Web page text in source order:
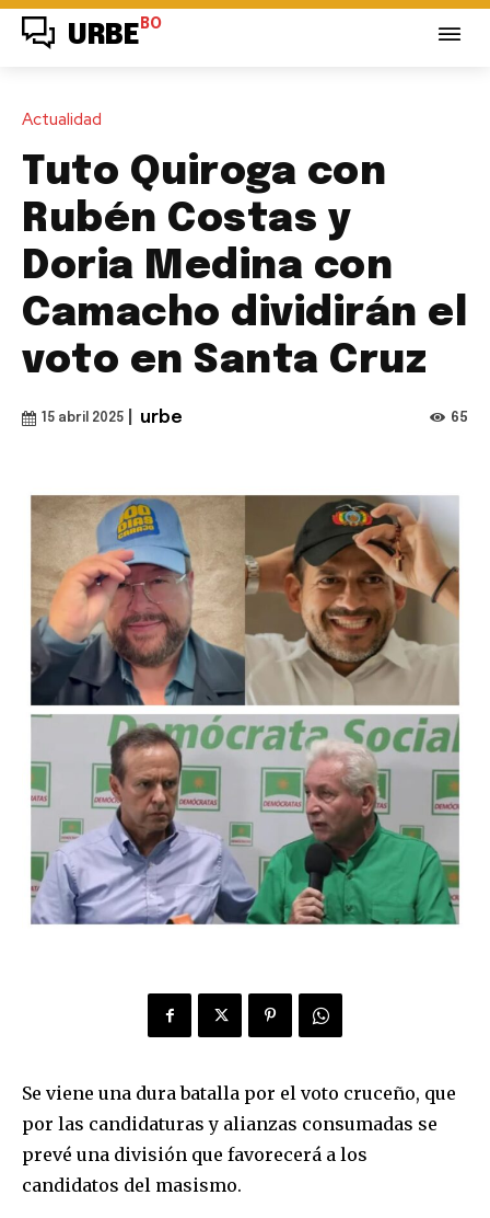
URBE BO
Actualidad
Tuto Quiroga con
Rubén Costas y
Doria Medina con
Camacho dividirán el
voto en Santa Cruz
15 abril 2025 urbe 65
Se viene una dura batalla por el voto cruceño, que
por las candidaturas y alianzas consumadas se
prevé una división que favorecerá a los
candidatos del masismo.